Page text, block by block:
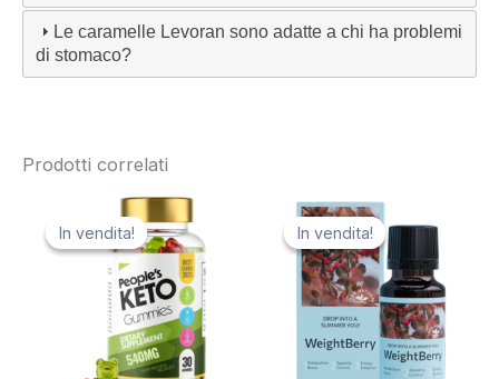
Le caramelle Levoran sono adatte a chi ha problemi
di stomaco?
Prodotti correlati
In vendita!
In vendita! In vendita!
In vendita!